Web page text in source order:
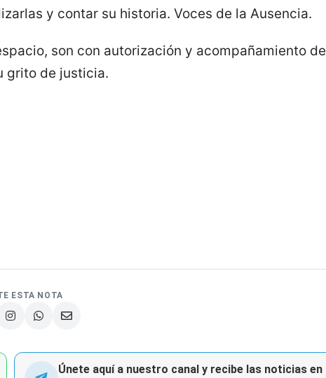
y contar su historia. Voces de la Ausencia.
son con autorización y acompañamiento de
grito de justicia.
ESTA NOTA
Únete aquí a nuestro canal y recibe las noticias en